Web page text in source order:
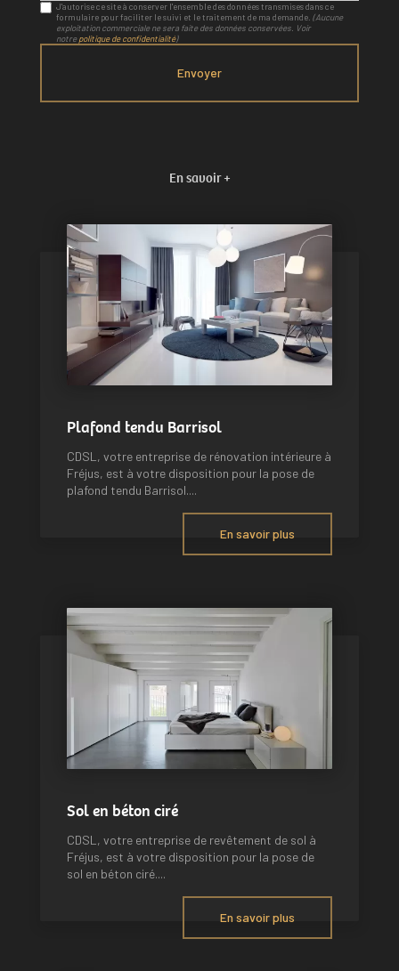
J'autorise ce site à conserver l'ensemble des données transmises dans ce
formulaire pour faciliter le suivi et le traitement de ma demande.(Aucune
exploitation commerciale ne sera faite des données conservées. Voir
notrepolitique de confidentialité)
En savoir +
Plafond tendu Barrisol
CDSL, votre entreprise de rénovation intérieure à
Fréjus, est à votre disposition pour la pose de
plafond tendu Barrisol....
En savoir plus
Sol en béton ciré
CDSL, votre entreprise de revêtement de sol à
Fréjus, est à votre disposition pour la pose de
sol en béton ciré....
En savoir plus